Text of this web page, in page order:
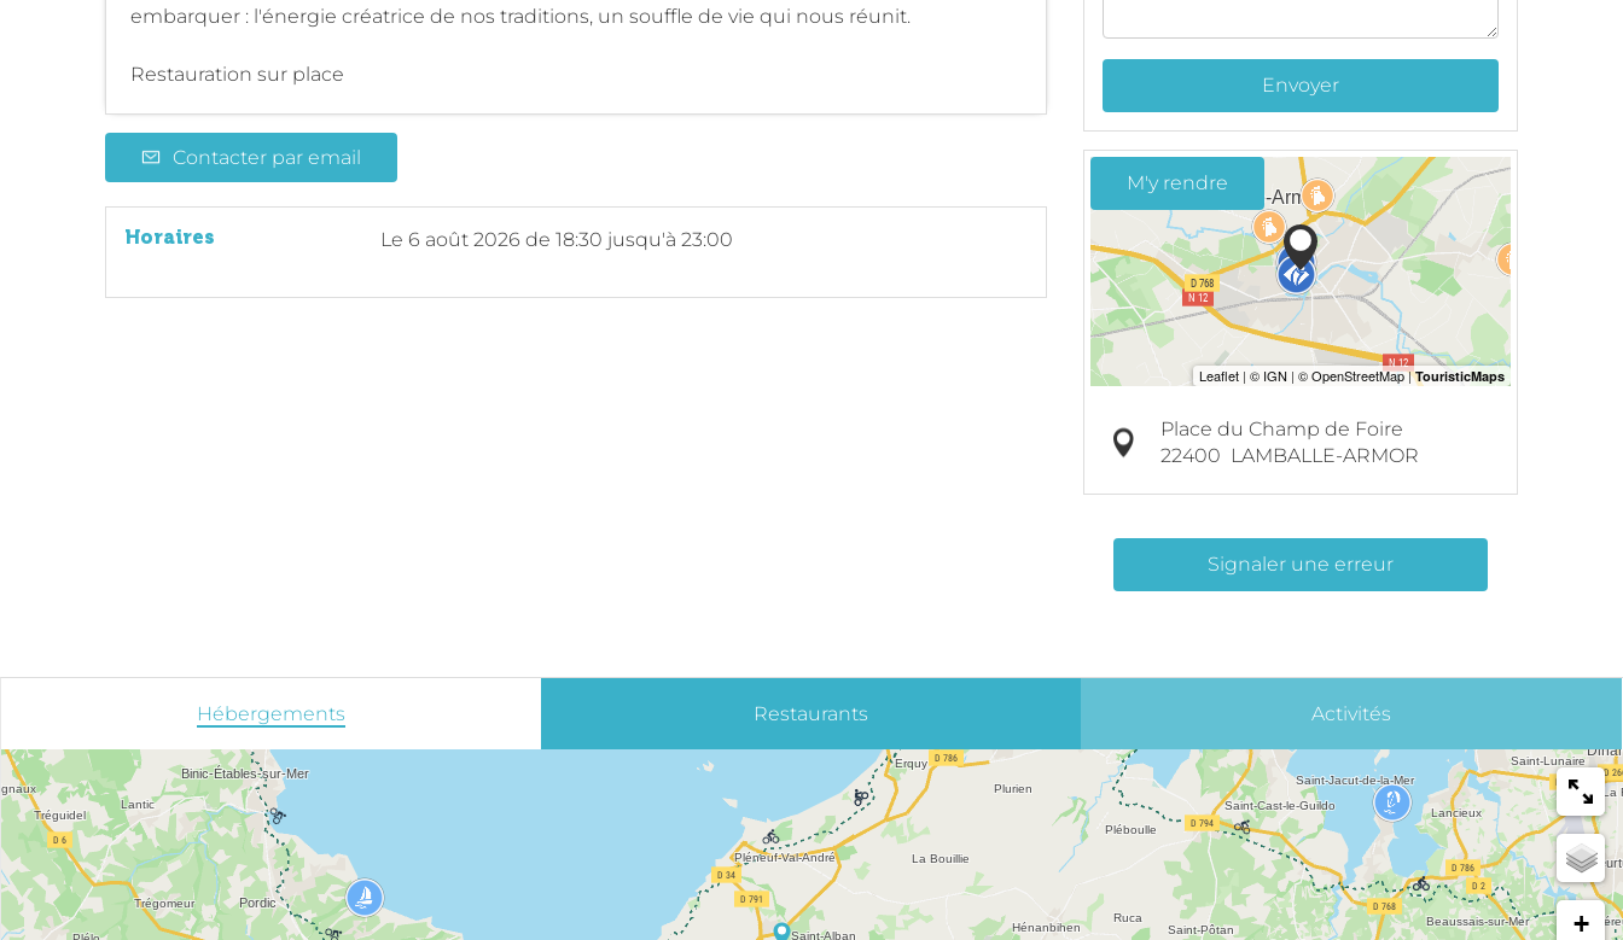
embarquer : l'énergie créatrice de nos traditions, un souffle de vie qui nous réunit.
Restauration sur place
Contacter par email
Horaires Le 6 août 2026 de 18:30 jusqu'à 23:00
Envoyer
M'y rendre
Place du Champ de Foire
22400 LAMBALLE-ARMOR
Signaler une erreur
Hébergements Restaurants Activités
+